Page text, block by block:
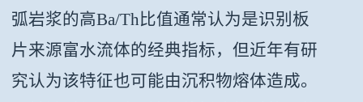
弧岩浆的高Ba/Th比值通常认为是识别板
片来源富水流体的经典指标，但近年有研
究认为该特征也可能由沉积物熔体造成。